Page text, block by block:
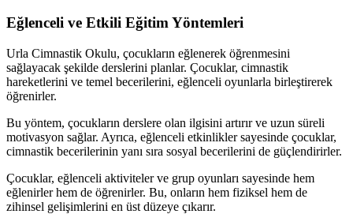
Eğlenceli ve Etkili Eğitim Yöntemleri
Urla Cimnastik Okulu, çocukların eğlenerek öğrenmesini
sağlayacak şekilde derslerini planlar. Çocuklar, cimnastik
hareketlerini ve temel becerilerini, eğlenceli oyunlarla birleştirerek
öğrenirler.
Bu yöntem, çocukların derslere olan ilgisini artırır ve uzun süreli
motivasyon sağlar. Ayrıca, eğlenceli etkinlikler sayesinde çocuklar,
cimnastik becerilerinin yanı sıra sosyal becerilerini de güçlendirirler.
Çocuklar, eğlenceli aktiviteler ve grup oyunları sayesinde hem
eğlenirler hem de öğrenirler. Bu, onların hem fiziksel hem de
zihinsel gelişimlerini en üst düzeye çıkarır.